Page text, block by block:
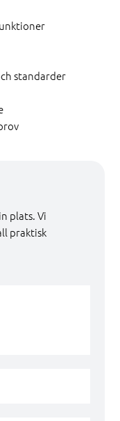
standarder
plats. Vi
praktisk